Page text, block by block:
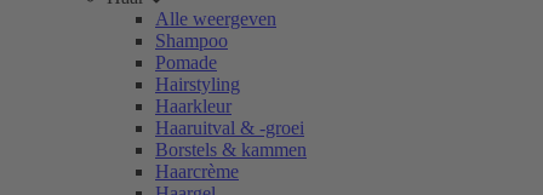
Alle weergeven
Shampoo
Pomade
Hairstyling
Haarkleur
Haaruitval & -groei
Borstels & kammen
Haarcrème